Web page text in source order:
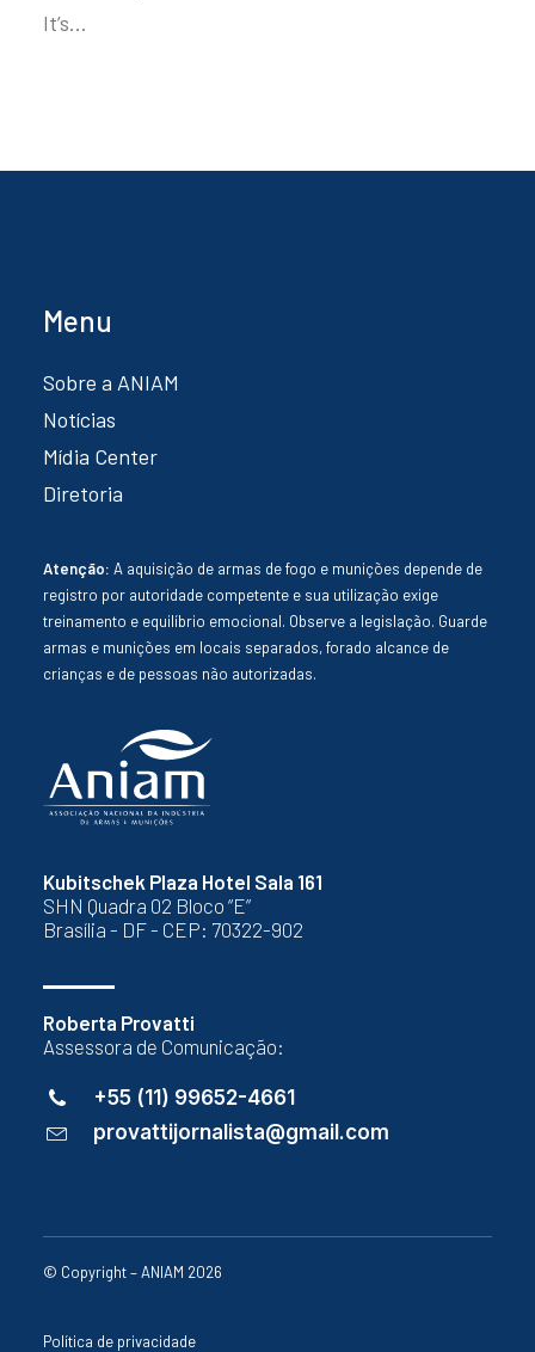
It’s…
Kubitschek Plaza Hotel Sala 161
SHN Quadra 02 Bloco “E”
Brasília - DF - CEP: 70322-902
Roberta Provatti
Assessora de Comunicação:
+55 (11) 99652-4661
provattijornalista@gmail.com
Menu
Sobre a ANIAM
Notícias
Mídia Center
Diretoria
Atenção: A aquisição de armas de fogo e munições depende de
registro por autoridade competente e sua utilização exige
treinamento e equilíbrio emocional. Observe a legislação. Guarde
armas e munições em locais separados, forado alcance de
crianças e de pessoas não autorizadas.
© Copyright – ANIAM 2026
Política de privacidade